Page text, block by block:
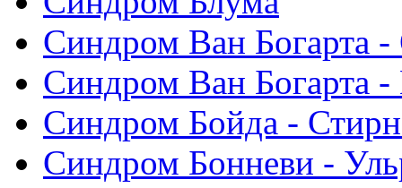
Синдром Ван Богарта -
Синдром Ван Богарта
Синдром Бойда -
Синдром Бонневи -